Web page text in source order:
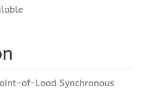
of-Load Synchronous